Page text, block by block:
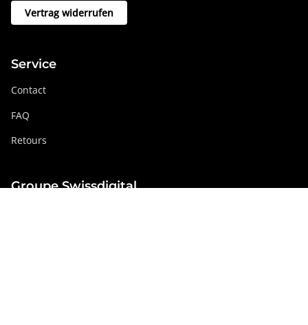
Vertrag widerrufen
Service
Contact
FAQ
Retours
Groupe Swissdigital